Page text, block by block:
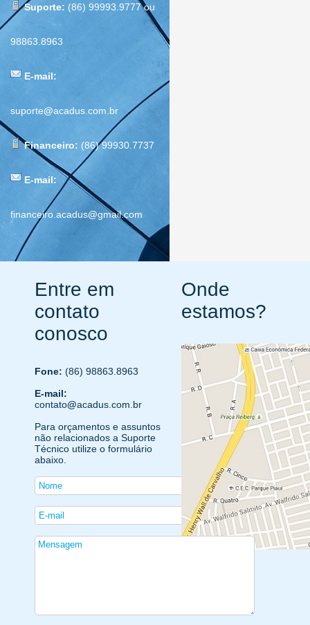
Suporte: (86) 99993.9777 ou
98863.8963
E-mail:
suporte@acadus.com.br
Financeiro: (86) 99930.7737
E-mail:
financeiro.acadus@gmail.com
Entre em
contato
conosco
Fone: (86) 98863.8963
E-mail:
contato@acadus.com.br
Para orçamentos e assuntos
não relacionados a Suporte
Técnico utilize o formulário
abaixo.
Onde
estamos?